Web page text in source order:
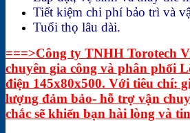
Tiết kiệm chi phí bảo trì và
Tuổi thọ lâu dài.
===>Công ty TNHH Torotech
chuyên gia công và phân phối
điện 145x80x500. Với tiêu chí:
lượng đảm bảo- hỗ trợ vận
chắc sẽ khiến bạn hài lòng và